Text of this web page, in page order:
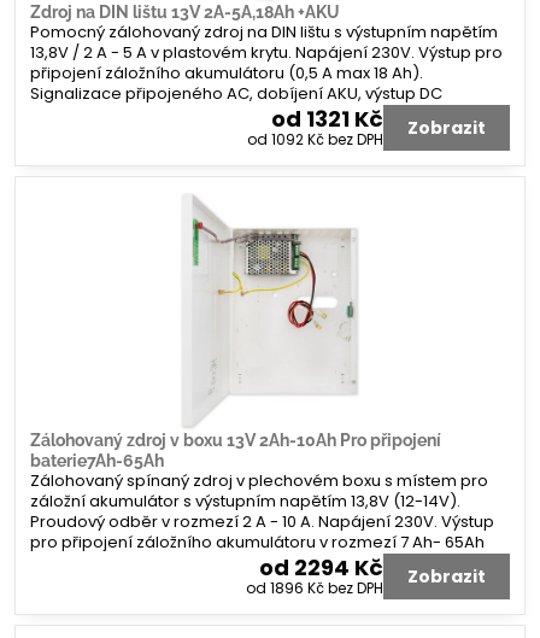
Zdroj na DIN lištu 13V 2A-5A,18Ah +AKU
Pomocný zálohovaný zdroj na DIN lištu s výstupním napětím
13,8V / 2 A - 5 A v plastovém krytu. Napájení 230V. Výstup pro
připojení záložního akumulátoru (0,5 A max 18 Ah).
Signalizace připojeného AC, dobíjení AKU, výstup DC
od 1321 Kč
od 1092 Kčbez DPH Zobrazit
Zálohovaný zdroj v boxu 13V 2Ah-10Ah Pro připojení
baterie7Ah-65Ah
Zálohovaný spínaný zdroj v plechovém boxu s místem pro
záložní akumulátor s výstupním napětím 13,8V (12-14V).
Proudový odběr v rozmezí 2 A - 10 A. Napájení 230V. Výstup
pro připojení záložního akumulátoru v rozmezí 7 Ah- 65Ah
od 2294 Kč
od 1896 Kčbez DPH Zobrazit